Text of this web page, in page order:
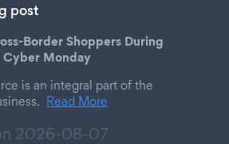
post
Border Shoppers During
Cyber Monday
is an integral part of the
Read More
2026-08-07